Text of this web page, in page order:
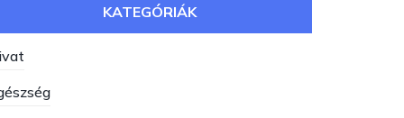
KATEGÓRIÁK